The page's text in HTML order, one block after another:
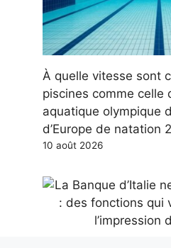
À quelle vitesse sont
piscines comme celle
aquatique olympique
d’Europe de natation
10 août 2026